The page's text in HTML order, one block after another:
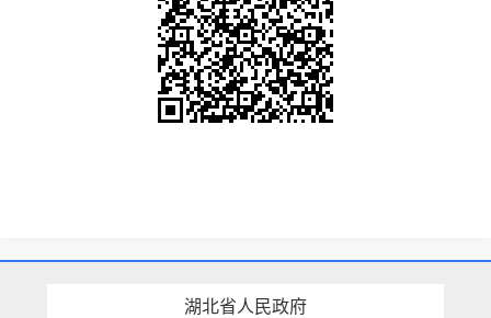
湖北省人民政府